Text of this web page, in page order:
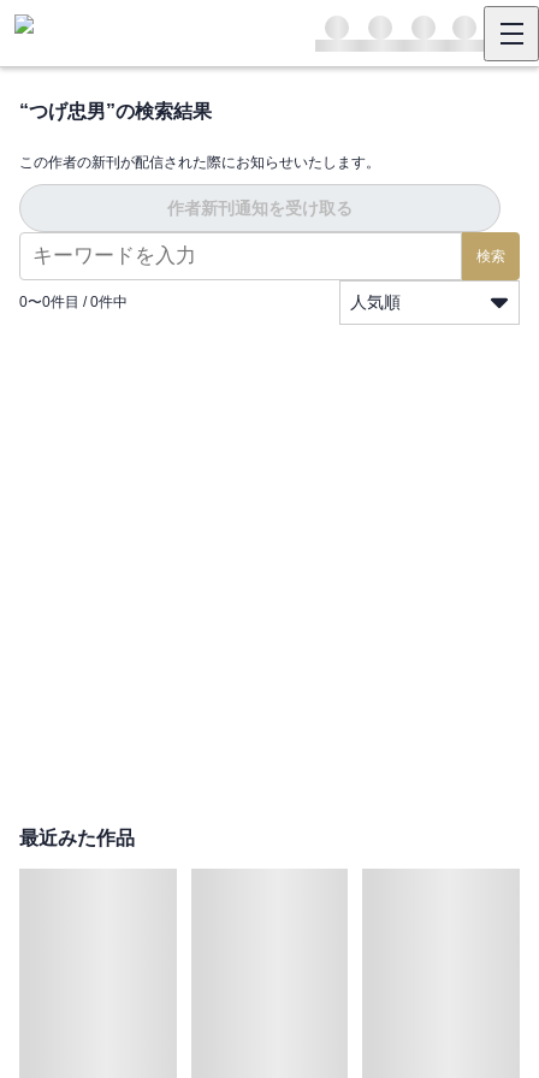
“つげ忠男”の検索結果
この作者の新刊が配信された際にお知らせいたします。
作者新刊通知を受け取る
検索
0〜0件目 / 0件中 人気順
最近みた作品